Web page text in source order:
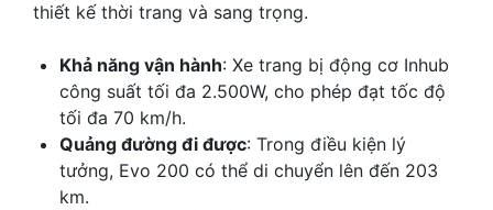
thiết kế thời trang và sang trọng.
Khả năng vận hành: Xe trang bị động cơ Inhub
công suất tối đa 2.500W, cho phép đạt tốc độ
tối đa 70 km/h.
Quảng đường đi được: Trong điều kiện lý
tưởng, Evo 200 có thể di chuyển lên đến 203
km.